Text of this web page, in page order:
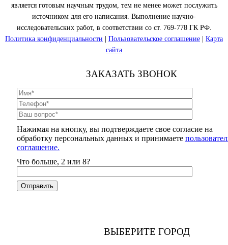
является готовым научным трудом, тем не менее может послужить
источником для его написания. Выполнение научно-
исследовательских работ, в соответствии со ст. 769-778 ГК РФ.
Политика конфиденциальности
Пользовательское соглашение
Карта
сайта
ЗАКАЗАТЬ ЗВОНОК
Нажимая на кнопку, вы подтверждаете свое согласие на
обработку персональных данных и принимаете
соглашение.
Что больше, 2 или 8?
ВЫБЕРИТЕ ГОРОД